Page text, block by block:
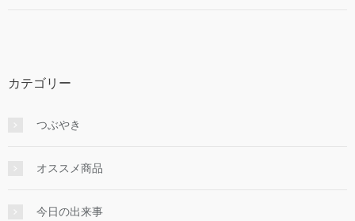
カテゴリー
つぶやき
オススメ商品
今日の出来事